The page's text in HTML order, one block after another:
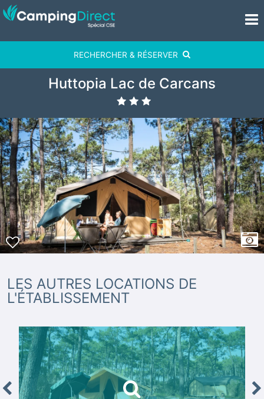
RECHERCHER & RÉSERVER
Huttopia Lac de Carcans
LES AUTRES LOCATIONS DE
L'ÉTABLISSEMENT